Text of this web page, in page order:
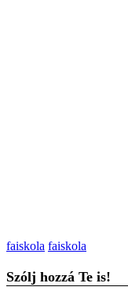
faiskola faiskola
Szólj hozzá Te is!